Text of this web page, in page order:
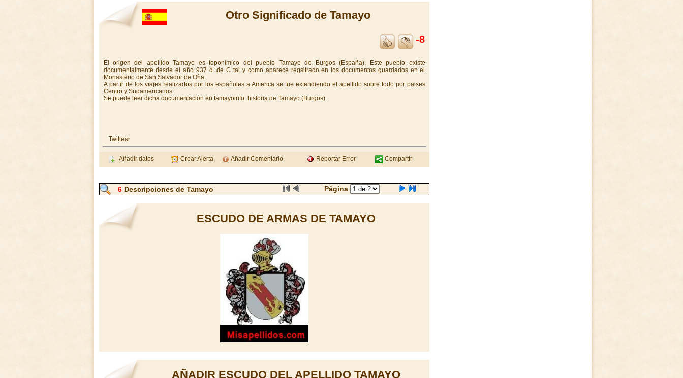
Otro Significado de Tamayo
-8
El origen del apellido Tamayo es toponímico del pueblo Tamayo de Burgos (España). Este pueblo existe
documentalmente desde el año 937 d. de C tal y como aparece regsitrado en los documentos guardados en el
Monasterio de San Salvador de Oña.
A partir de los viajes realizados por los españoles a America se fue extendiendo el apellido sobre todo por paises
Centro y Sudamericanos.
Se puede leer dicha documentación en tamayoinfo, historia de Tamayo (Burgos).
Twittear
Añadir datos Crear Alerta Añadir Comentario Reportar Error Compartir
6 Descripciones de Tamayo Página
ESCUDO DE ARMAS DE TAMAYO
AÑADIR ESCUDO DEL APELLIDO TAMAYO